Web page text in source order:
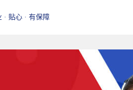
· 贴心 · 有保障